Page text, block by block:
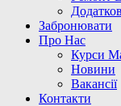
Забронювати
Про Нас
Курси
Новини
Вакансії
Контакти